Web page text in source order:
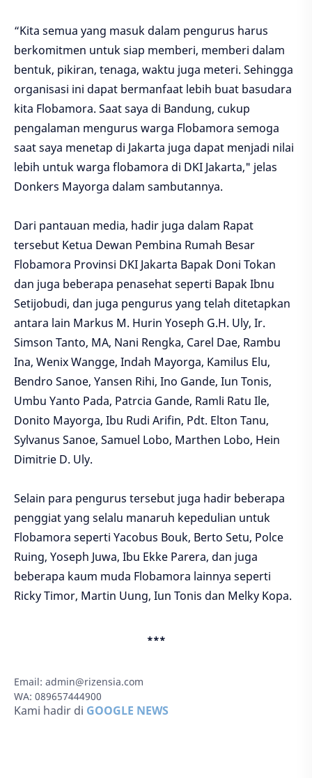
“Kita semua yang masuk dalam pengurus harus
berkomitmen untuk siap memberi, memberi dalam
bentuk, pikiran, tenaga, waktu juga meteri. Sehingga
organisasi ini dapat bermanfaat lebih buat basudara
kita Flobamora. Saat saya di Bandung, cukup
pengalaman mengurus warga Flobamora semoga
saat saya menetap di Jakarta juga dapat menjadi nilai
lebih untuk warga flobamora di DKI Jakarta," jelas
Donkers Mayorga dalam sambutannya.
Dari pantauan media, hadir juga dalam Rapat
tersebut Ketua Dewan Pembina Rumah Besar
Flobamora Provinsi DKI Jakarta Bapak Doni Tokan
dan juga beberapa penasehat seperti Bapak Ibnu
Setijobudi, dan juga pengurus yang telah ditetapkan
antara lain Markus M. Hurin Yoseph G.H. Uly, Ir.
Simson Tanto, MA, Nani Rengka, Carel Dae, Rambu
Ina, Wenix Wangge, Indah Mayorga, Kamilus Elu,
Bendro Sanoe, Yansen Rihi, Ino Gande, Iun Tonis,
Umbu Yanto Pada, Patrcia Gande, Ramli Ratu Ile,
Donito Mayorga, Ibu Rudi Arifin, Pdt. Elton Tanu,
Sylvanus Sanoe, Samuel Lobo, Marthen Lobo, Hein
Dimitrie D. Uly.
Selain para pengurus tersebut juga hadir beberapa
penggiat yang selalu manaruh kepedulian untuk
Flobamora seperti Yacobus Bouk, Berto Setu, Polce
Ruing, Yoseph Juwa, Ibu Ekke Parera, dan juga
beberapa kaum muda Flobamora lainnya seperti
Ricky Timor, Martin Uung, Iun Tonis dan Melky Kopa.
***
Email: admin@rizensia.com
WA: 089657444900
Kami hadir di GOOGLE NEWS